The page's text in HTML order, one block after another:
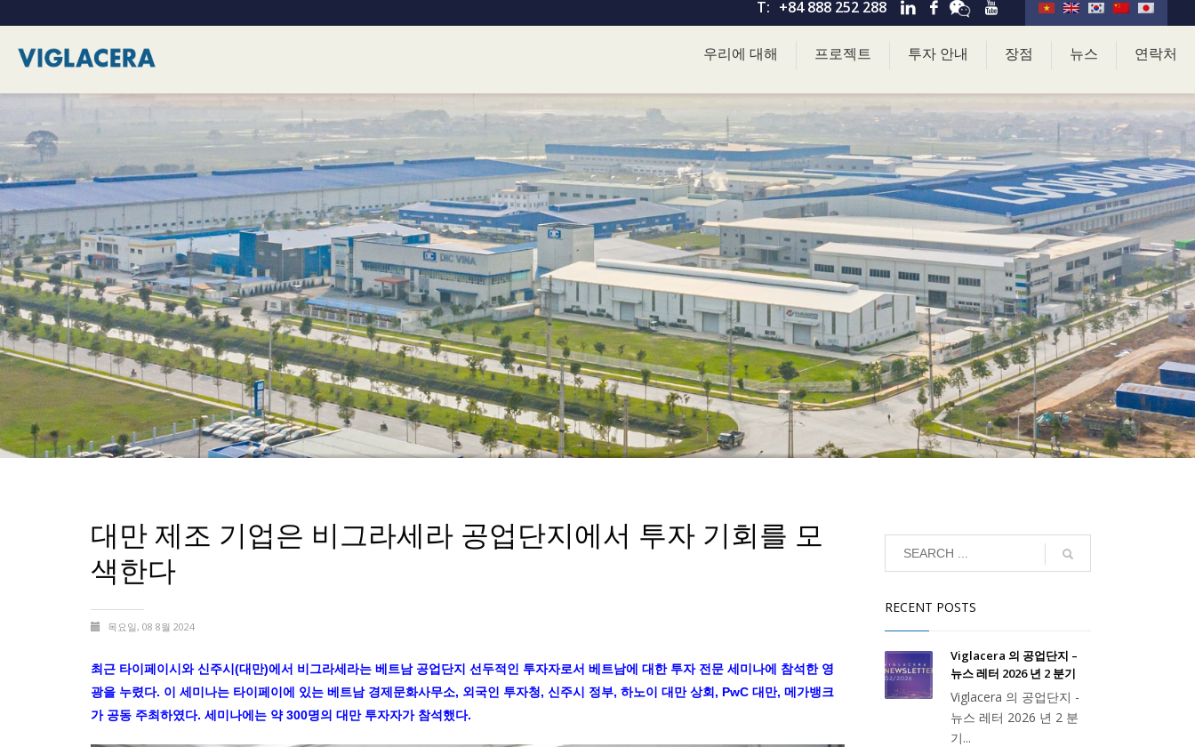
T: +84 888 252 288
우리에 대해 프로젝트 투자 안내 장점 뉴스 연락처
대만 제조 기업은 비그라세라 공업단지에서 투자 기회를 모
색한다
목요일, 08 8월 2024
최근 타이페이시와 신주시(대만)에서 비그라세라는 베트남 공업단지 선두적인 투자자로서 베트남에 대한 투자 전문 세미나에 참석한 영
광을 누렸다. 이 세미나는 타이페이에 있는 베트남 경제문화사무소, 외국인 투자청, 신주시 정부, 하노이 대만 상회, PwC 대만, 메가뱅크
가 공동 주최하였다. 세미나에는 약 300명의 대만 투자자가 참석했다.
RECENT POSTS
Viglacera 의 공업단지 –
뉴스 레터 2026 년 2 분기
Viglacera 의 공업단지 -
뉴스 레터 2026 년 2 분
기...